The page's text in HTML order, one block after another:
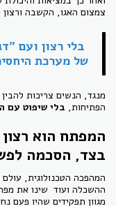
צמצום האגו, הקשבה ורצון
בלי רצון ועם
של מערכת
מנגד, הנשים צריכות
הפתיחות, בלי שיפוט עם
בצד, הסכמה
המהפכה הטכנולוגית,
ההשכלה ועוד שינו את